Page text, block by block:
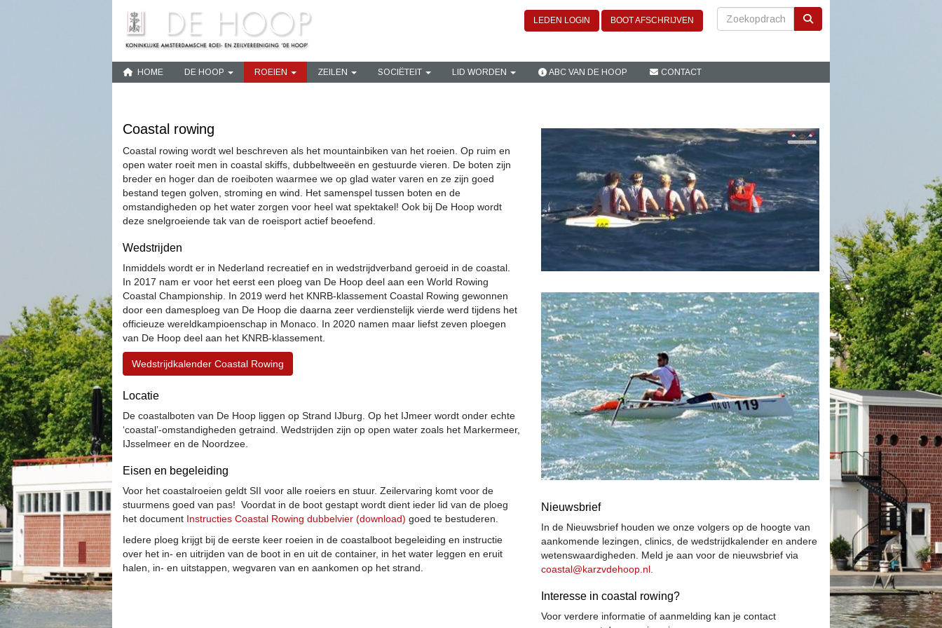
LEDEN LOGIN BOOT AFSCHRIJVEN
HOME DE HOOP ROEIEN ZEILEN SOCIËTEIT LID WORDEN ABC VAN DE HOOP CONTACT
Coastal rowing
Coastal rowing wordt wel beschreven als het mountainbiken van het roeien. Op ruim en
open water roeit men in coastal skiffs, dubbeltweeën en gestuurde vieren. De boten zijn
breder en hoger dan de roeiboten waarmee we op glad water varen en ze zijn goed
bestand tegen golven, stroming en wind. Het samenspel tussen boten en de
omstandigheden op het water zorgen voor heel wat spektakel! Ook bij De Hoop wordt
deze snelgroeiende tak van de roeisport actief beoefend.
Wedstrijden
Inmiddels wordt er in Nederland recreatief en in wedstrijdverband geroeid in de coastal.
In 2017 nam er voor het eerst een ploeg van De Hoop deel aan een World Rowing
Coastal Championship. In 2019 werd het KNRB-klassement Coastal Rowing gewonnen
door een damesploeg van De Hoop die daarna zeer verdienstelijk vierde werd tijdens het
officieuze wereldkampioenschap in Monaco. In 2020 namen maar liefst zeven ploegen
van De Hoop deel aan het KNRB-klassement.
Wedstrijdkalender Coastal Rowing
Locatie
De coastalboten van De Hoop liggen op Strand IJburg. Op het IJmeer wordt onder echte
‘coastal’-omstandigheden getraind. Wedstrijden zijn op open water zoals het Markermeer,
IJsselmeer en de Noordzee.
Eisen en begeleiding
Voor het coastalroeien geldt SII voor alle roeiers en stuur. Zeilervaring komt voor de
stuurmens goed van pas! Voordat in de boot gestapt wordt dient ieder lid van de ploeg
het document Instructies Coastal Rowing dubbelvier (download) goed te bestuderen.
Iedere ploeg krijgt bij de eerste keer roeien in de coastalboot begeleiding en instructie
over het in- en uitrijden van de boot in en uit de container, in het water leggen en eruit
halen, in- en uitstappen, wegvaren van en aankomen op het strand.
Nieuwsbrief
In de Nieuwsbrief houden we onze volgers op de hoogte van
aankomende lezingen, clinics, de wedstrijdkalender en andere
wetenswaardigheden. Meld je aan voor de nieuwsbrief via
latsaoc@karzvdehoop.nl.
Interesse in coastal rowing?
Voor verdere informatie of aanmelding kan je contact